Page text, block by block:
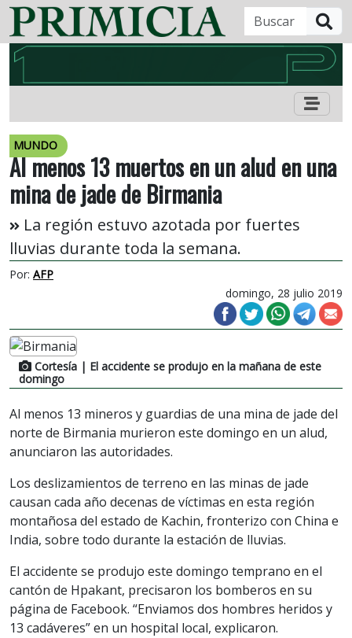
MUNDO
Al menos 13 muertos en un alud en una
mina de jade de Birmania
La región estuvo azotada por fuertes
lluvias durante toda la semana.
Por: AFP
domingo, 28 julio 2019
Cortesía | El accidente se produjo en la mañana de este
domingo
Al menos 13 mineros y guardias de una mina de jade del
norte de Birmania murieron este domingo en un alud,
anunciaron las autoridades.
Los deslizamientos de terreno en las minas de jade
causan cada año decenas de víctimas en esta región
montañosa del estado de Kachin, fronterizo con China e
India, sobre todo durante la estación de lluvias.
El accidente se produjo este domingo temprano en el
cantón de Hpakant, precisaron los bomberos en su
página de Facebook. “Enviamos dos hombres heridos y
13 cadáveres” en un hospital local, explicaron.